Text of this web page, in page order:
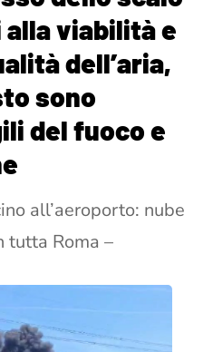
alla viabilità e
dell’aria,
sono
del fuoco e
all’aeroporto: nube
tutta Roma –